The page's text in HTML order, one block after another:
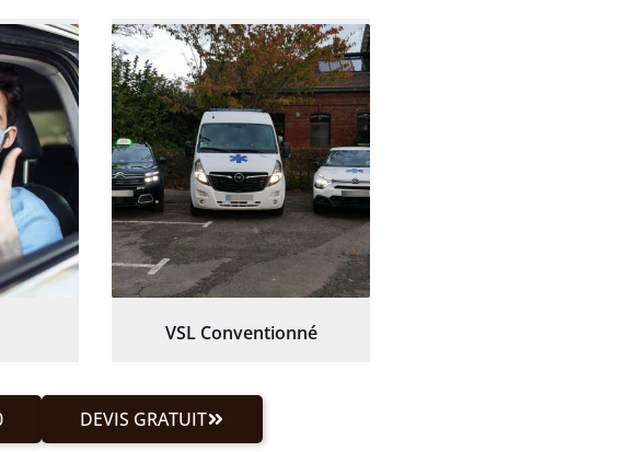
VSL Conventionné
DEVIS GRATUIT